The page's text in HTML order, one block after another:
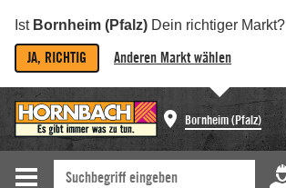
Ist Bornheim (Pfalz) Dein richtiger Markt?
JA, RICHTIG Anderen Markt wählen
Bornheim (Pfalz)